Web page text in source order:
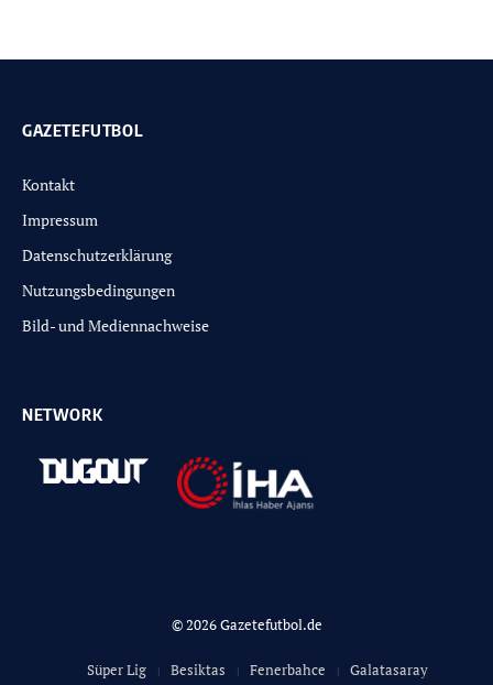
GAZETEFUTBOL
Kontakt
Impressum
Datenschutzerklärung
Nutzungsbedingungen
Bild- und Mediennachweise
NETWORK
© 2026 Gazetefutbol.de
Süper Lig Besiktas Fenerbahce Galatasaray